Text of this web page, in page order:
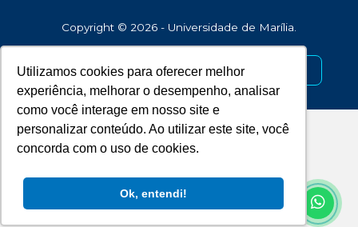
Utilizamos cookies para oferecer melhor
experiência, melhorar o desempenho, analisar
como você interage em nosso site e
personalizar conteúdo. Ao utilizar este site, você
concorda com o uso de cookies.
Ok, entendi!
Copyright © 2026 - Universidade de Marília.
Desenvolvido por